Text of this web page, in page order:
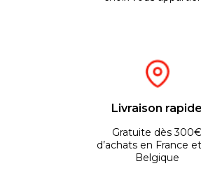
Livraison rapide
Gratuite dès 300€
d’achats en France
Belgique